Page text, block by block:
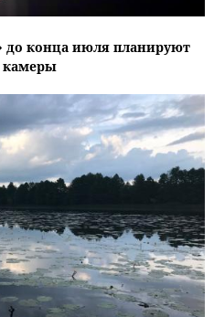
до конца июля планируют
камеры